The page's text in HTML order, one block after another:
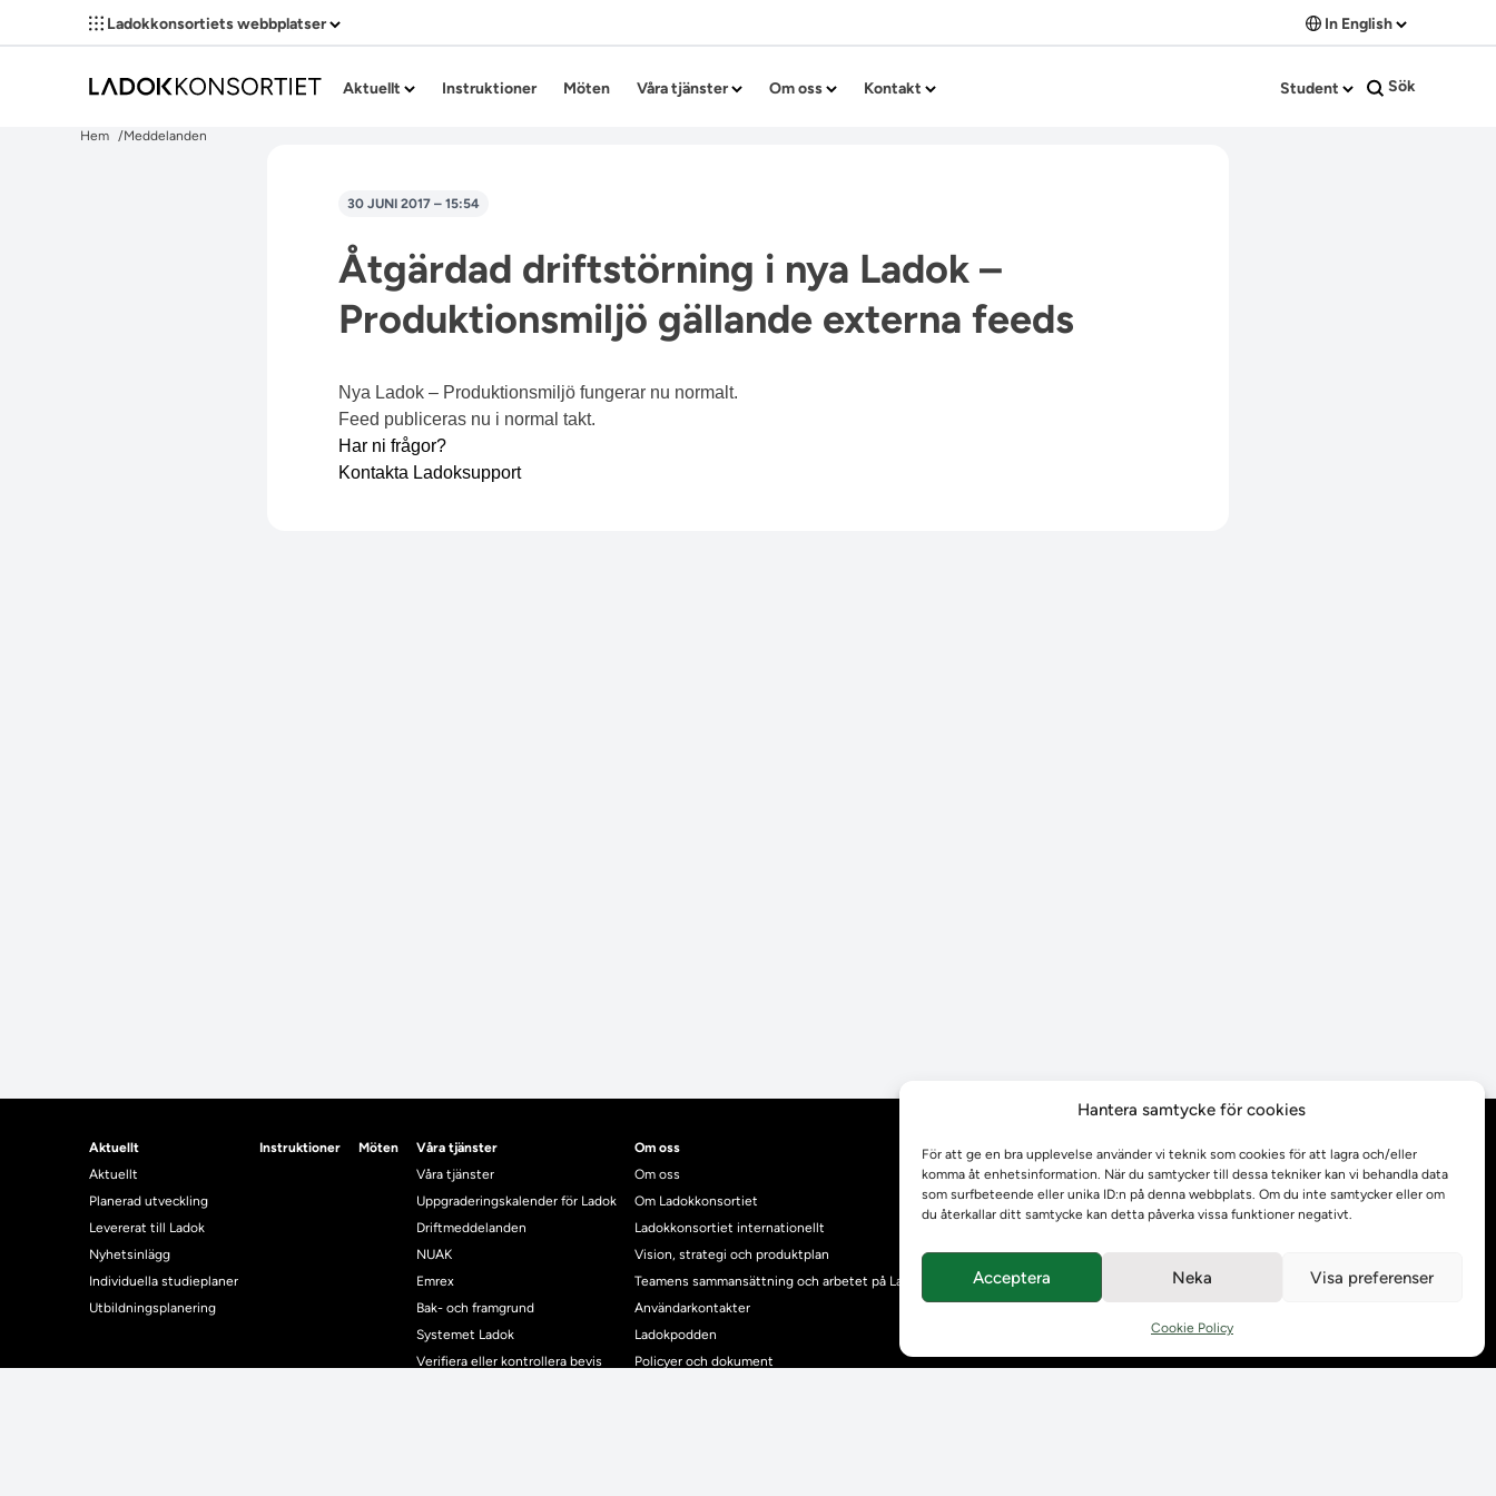
Hantera samtycke för cookies
För att ge en bra upplevelse använder vi teknik som cookies för att lagra och/eller
komma åt enhetsinformation. När du samtycker till dessa tekniker kan vi behandla data
som surfbeteende eller unika ID:n på denna webbplats. Om du inte samtycker eller om
du återkallar ditt samtycke kan detta påverka vissa funktioner negativt.
Acceptera Neka Visa preferenser
Cookie Policy
Ladokkonsortiets webbplatser In English
Aktuellt Instruktioner Möten Våra tjänster Om oss Kontakt Student Sök
Hem Meddelanden
30 JUNI 2017 – 15:54
Åtgärdad driftstörning i nya Ladok –
Produktionsmiljö gällande externa feeds
Nya Ladok – Produktionsmiljö fungerar nu normalt.
Feed publiceras nu i normal takt.
Har ni frågor?
Kontakta Ladoksupport
Aktuellt
Aktuellt
Planerad utveckling
Levererat till Ladok
Nyhetsinlägg
Individuella studieplaner
Utbildningsplanering
Instruktioner Möten
Våra tjänster
Våra tjänster
Uppgraderingskalender för Ladok
Driftmeddelanden
NUAK
Emrex
Bak- och framgrund
Systemet Ladok
Verifiera eller kontrollera bevis
Om oss
Om oss
Om Ladokkonsortiet
Ladokkonsortiet internationellt
Vision, strategi och produktplan
Teamens sammansättning och arbetet på Ladokkonsortiet
Användarkontakter
Ladokpodden
Policyer och dokument
Behandling av
personuppgifter
Prenumerera på våra